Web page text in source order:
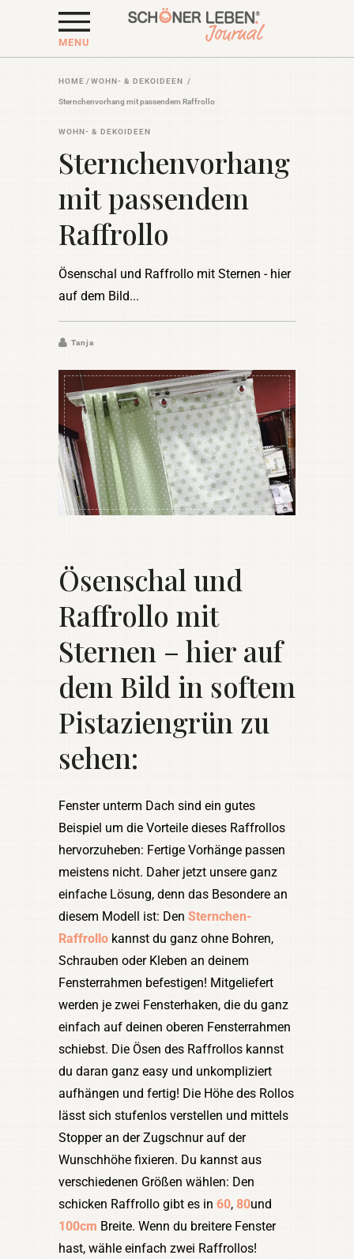
MENU
HOME /WOHN- & DEKOIDEEN /
Sternchenvorhang mit passendem Raffrollo
WOHN- & DEKOIDEEN
Sternchenvorhang
mit passendem
Raffrollo
Ösenschal und Raffrollo mit Sternen - hier
auf dem Bild
Tanja
Ösenschal und
Raffrollo mit
Sternen – hier auf
dem Bild in softem
Pistaziengrün zu
sehen:
Fenster unterm Dach sind ein gutes
Beispiel um die Vorteile dieses Raffrollos
hervorzuheben: Fertige Vorhänge passen
meistens nicht. Daher jetzt unsere ganz
einfache Lösung, denn das Besondere an
diesem Modell ist: Den Sternchen-
Raffrollo kannst du ganz ohne Bohren,
Schrauben oder Kleben an deinem
Fensterrahmen befestigen! Mitgeliefert
werden je zwei Fensterhaken, die du ganz
einfach auf deinen oberen Fensterrahmen
schiebst. Die Ösen des Raffrollos kannst
du daran ganz easy und unkompliziert
aufhängen und fertig! Die Höhe des Rollos
lässt sich stufenlos verstellen und mittels
Stopper an der Zugschnur auf der
Wunschhöhe fixieren. Du kannst aus
verschiedenen Größen wählen: Den
schicken Raffrollo gibt es in 60, 80und
100cm Breite. Wenn du breitere Fenster
hast, wähle einfach zwei Raffrollos!